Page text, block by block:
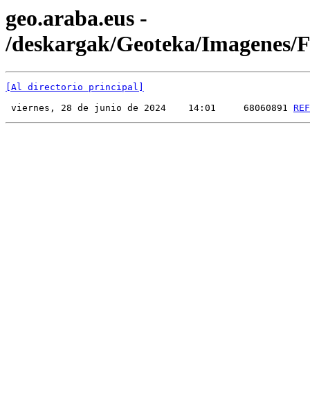
geo.araba.eus -
/deskargak/Geoteka/Imagenes/
[Al directorio principal]
viernes, 28 de junio de 2024    14:01     68060891